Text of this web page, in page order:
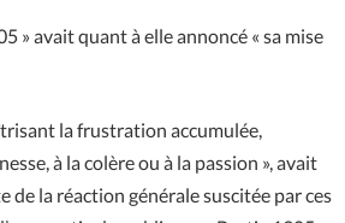
» avait quant à elle annoncé « sa mise
la frustration accumulée,
à la colère ou à la passion », avait
de la réaction générale suscitée par ces